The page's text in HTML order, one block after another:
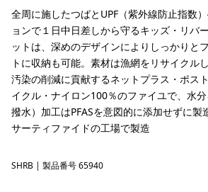
全周に施したつばとUPF（紫外線防止指数
ョンで１日中日差しから守るキッズ・リバ
ットは、深めのデザインによりしっかりと
トに収納も可能。素材は漁網をリサイクル
汚染の削減に貢献するネットプラス・ポス
イクル・ナイロン100％のファイユで、水
撥水）加工はPFASを意図的に添加せずに製
サーティファイドの工場で製造
Shore Blue
SHRB | 製品番号 65940